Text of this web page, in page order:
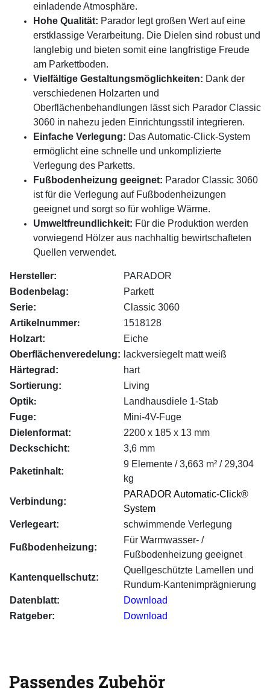
einladende Atmosphäre.
Hohe Qualität: Parador legt großen Wert auf eine
erstklassige Verarbeitung. Die Dielen sind robust und
langlebig und bieten somit eine langfristige Freude
am Parkettboden.
Vielfältige Gestaltungsmöglichkeiten: Dank der
verschiedenen Holzarten und
Oberflächenbehandlungen lässt sich Parador Classic
3060 in nahezu jeden Einrichtungsstil integrieren.
Einfache Verlegung: Das Automatic-Click-System
ermöglicht eine schnelle und unkomplizierte
Verlegung des Parketts.
Fußbodenheizung geeignet: Parador Classic 3060
ist für die Verlegung auf Fußbodenheizungen
geeignet und sorgt so für wohlige Wärme.
Umweltfreundlichkeit: Für die Produktion werden
vorwiegend Hölzer aus nachhaltig bewirtschafteten
Quellen verwendet.
Hersteller:
PARADOR
Bodenbelag:
Parkett
Serie:
Classic 3060
Artikelnummer:
1518128
Holzart:
Eiche
Oberflächenveredelung: lackversiegelt matt weiß
Härtegrad:
hart
Sortierung:
Living
Optik:
Landhausdiele 1-Stab
Fuge:
Mini-4V-Fuge
Dielenformat:
2200 x 185 x 13 mm
Deckschicht:
3,6 mm
Paketinhalt:
9 Elemente / 3,663 m² / 29,304
kg
Verbindung:
PARADOR Automatic-Click®
System
Verlegeart:
schwimmende Verlegung
Fußbodenheizung:
Für Warmwasser- /
Fußbodenheizung geeignet
Kantenquellschutz:
Quellgeschützte Lamellen und
Rundum-Kantenimprägnierung
Datenblatt:
Download
Ratgeber:
Download
Passendes Zubehör